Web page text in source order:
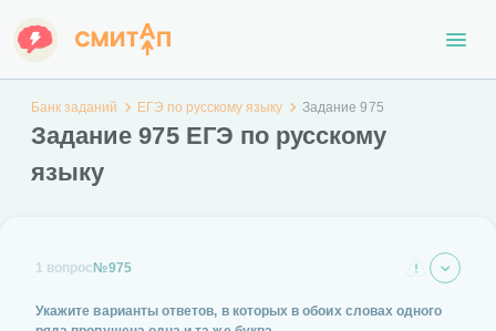
Банк заданий ЕГЭ по русскому языку Задание 975
Задание 975 ЕГЭ по русскому
языку
1 вопрос №975
Укажите варианты ответов, в которых в обоих словах одного